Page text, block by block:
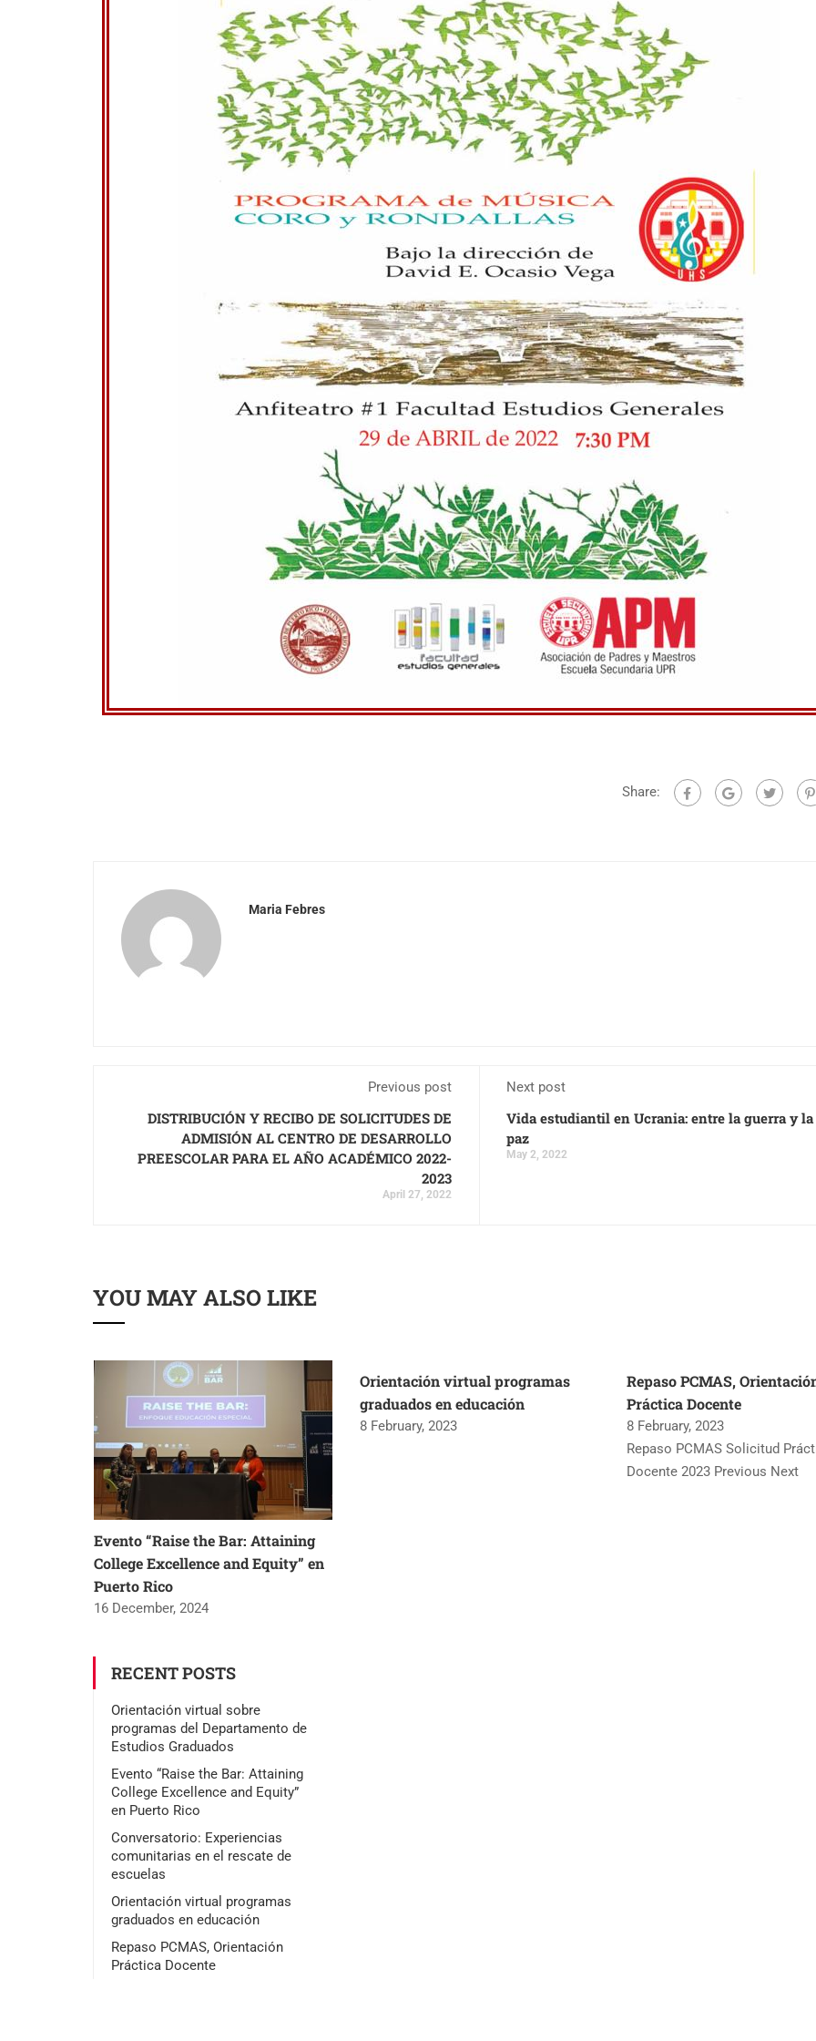
Share:
Maria Febres
Previous post
DISTRIBUCIÓN Y RECIBO DE SOLICITUDES DE
ADMISIÓN AL CENTRO DE DESARROLLO
PREESCOLAR PARA EL AÑO ACADÉMICO 2022-
2023
April 27, 2022
Next post
Vida estudiantil en Ucrania: entre la guerra y la
paz
May 2, 2022
YOU MAY ALSO LIKE
Evento “Raise the Bar: Attaining
College Excellence and Equity” en
Puerto Rico
16 December, 2024
Orientación virtual programas
graduados en educación
8 February, 2023
Repaso PCMAS,
Práctica Docente
8 February, 2023
Repaso PCMAS Solicitud
Docente 2023 Previous Next
RECENT POSTS
Orientación virtual sobre
programas del Departamento de
Estudios Graduados
Evento “Raise the Bar: Attaining
College Excellence and Equity”
en Puerto Rico
Conversatorio: Experiencias
comunitarias en el rescate de
escuelas
Orientación virtual programas
graduados en educación
Repaso PCMAS, Orientación
Práctica Docente